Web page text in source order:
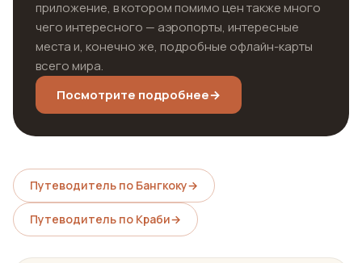
приложение, в котором помимо цен также много
чего интересного — аэропорты, интересные
места и, конечно же, подробные офлайн-карты
всего мира.
Посмотрите подробнее→
Путеводитель по Бангкоку→
Путеводитель по Краби→